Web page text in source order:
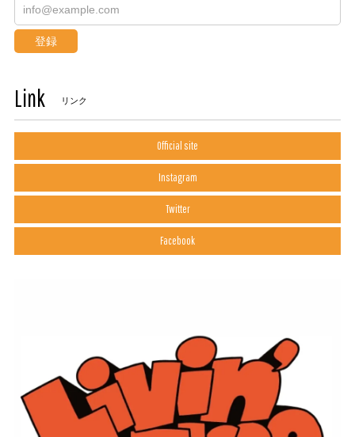
登録
Link リンク
Official site
Instagram
Twitter
Facebook